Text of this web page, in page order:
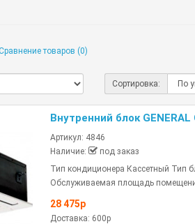
товаров (0)
Сортировка:
Внутренний блок GENERAL
Артикул: 4846
Наличие:
под заказ
Тип кондиционера Кассетный Тип
Обслуживаемая площадь
28 475р
Доставка: 600р